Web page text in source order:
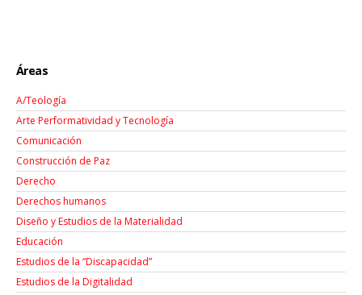
Áreas
A/Teología
Arte Performatividad y Tecnología
Comunicación
Construcción de Paz
Derecho
Derechos humanos
Diseño y Estudios de la Materialidad
Educación
Estudios de la “Discapacidad”
Estudios de la Digitalidad